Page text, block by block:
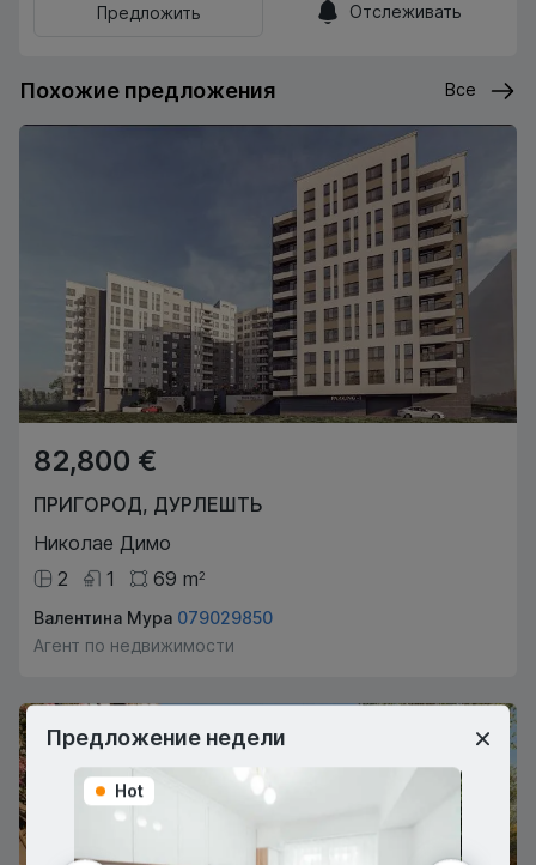
Предложить Отслеживать
Похожие предложения Все
82,800 €
ПРИГОРОД, ДУРЛЕШТЬ
Николае Димо
2
1 69 m2
Валентина Мура 079029850
Агент по недвижимости
Предложение недели
Hot Hot